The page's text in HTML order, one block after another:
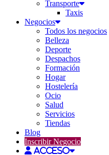
Transporte
Taxis
Negocios
Todos los negocios
Belleza
Deporte
Despachos
Formación
Hogar
Hostelería
Ocio
Salud
Servicios
Tiendas
Blog
Inscribir Negocio
Acceso